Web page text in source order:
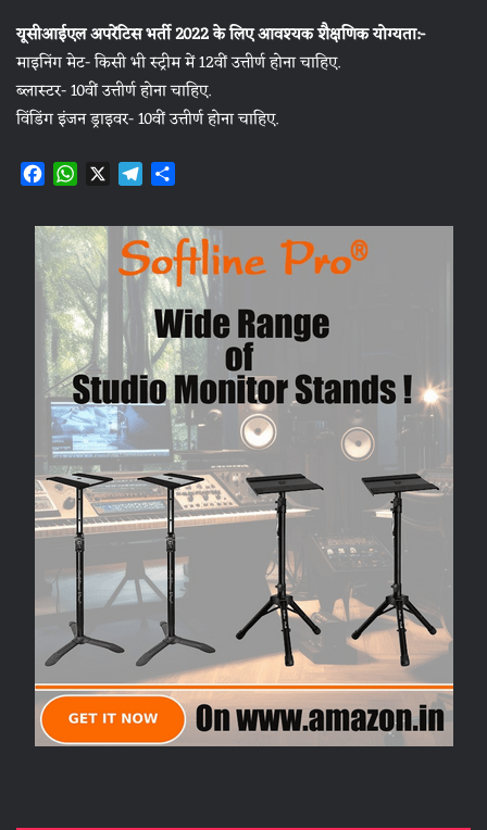
यूसीआईएल अपरेंटिस भर्ती 2022 के लिए आवश्यक शैक्षणिक योग्यता:-
माइनिंग मेट- किसी भी स्ट्रीम में 12वीं उत्तीर्ण होना चाहिए.
ब्लास्टर- 10वीं उत्तीर्ण होना चाहिए.
विंडिंग इंजन ड्राइवर- 10वीं उत्तीर्ण होना चाहिए.
F
c
e
b
o
o
k
W
a
t
s
A
p
p
X T
l
e
g
r
a
m
a
r
e